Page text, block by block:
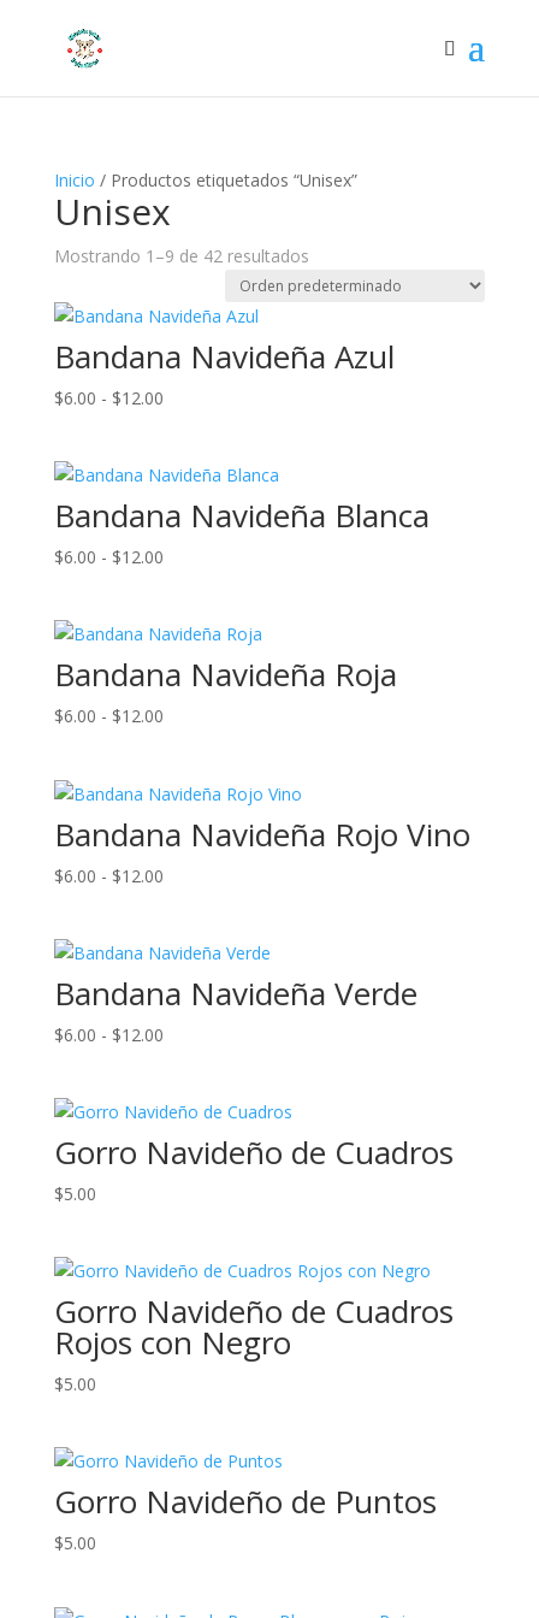
Inicio / Productos etiquetados “Unisex”
Unisex
Mostrando 1–9 de 42 resultados
Bandana Navideña Azul
$6.00 - $12.00Rango
desde
$6.00
hasta
$12.00
Bandana Navideña Blanca
$6.00 - $12.00Rango
desde
$6.00
$12.00
Bandana Navideña Roja
$6.00 - $12.00Rango
desde
$6.00
hasta
$12.00
Bandana Navideña Rojo Vino
$6.00 - $12.00Rango
desde
$6.00
hasta
$12.00
Bandana Navideña Verde
$6.00 - $12.00Rango
desde
$6.00
hasta
Gorro Navideño de Cuadros
$5.00
Gorro Navideño de Cuadros
Rojos con Negro
$5.00
Gorro Navideño de Puntos
$5.00